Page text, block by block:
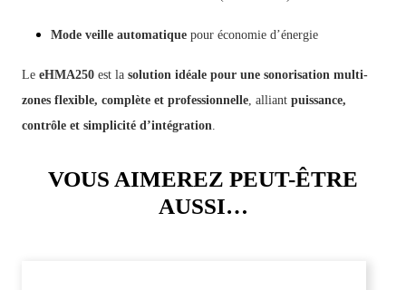
Mode veille automatique pour économie d’énergie
Le eHMA250 est la solution idéale pour une sonorisation multi-
zones flexible, complète et professionnelle, alliant puissance,
contrôle et simplicité d’intégration.
VOUS AIMEREZ PEUT-ÊTRE
AUSSI…